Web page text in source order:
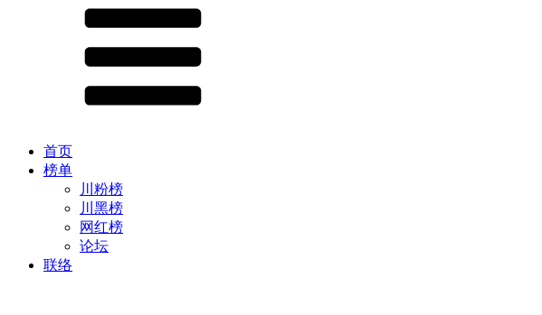
首页
榜单
川粉榜
川黑榜
网红榜
论坛
联络